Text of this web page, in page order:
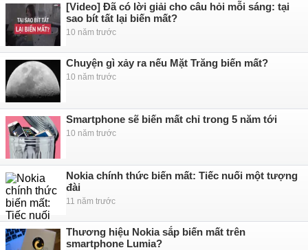
[Video] Đã có lời giải cho câu hỏi mỗi sáng: tại
sao bít tất lại biến mất?
10 năm trước
Chuyện gì xảy ra nếu Mặt Trăng biến mất?
10 năm trước
Smartphone sẽ biến mất chỉ trong 5 năm tới
10 năm trước
Nokia chính thức biến mất: Tiếc nuối một tượng
đài
11 năm trước
Thương hiệu Nokia sắp biến mất trên
smartphone Lumia?